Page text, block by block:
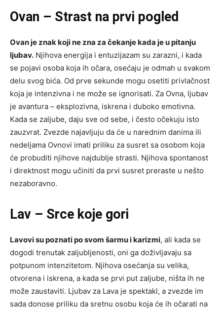
Ovan – Strast na prvi pogled
Ovan je znak koji ne zna za čekanje kada je u pitanju
ljubav. Njihova energija i entuzijazam su zarazni, i kada
se pojavi osoba koja ih očara, osećaju je odmah u svakom
delu svog bića. Od prve sekunde mogu osetiti privlačnost
koja je intenzivna i ne može se ignorisati. Za Ovna, ljubav
je avantura – eksplozivna, iskrena i duboko emotivna.
Kada se zaljube, daju sve od sebe, i često očekuju isto
zauzvrat. Zvezde najavljuju da će u narednim danima ili
nedeljama Ovnovi imati priliku za susret sa osobom koja
će probuditi njihove najdublje strasti. Njihova spontanost
i direktnost mogu učiniti da prvi susret preraste u nešto
nezaboravno.
Lav – Srce koje gori
Lavovi su poznati po svom šarmu i karizmi, ali kada se
dogodi trenutak zaljubljenosti, oni ga doživljavaju sa
potpunom intenzitetom. Njihova osećanja su velika,
otvorena i iskrena, a kada se prvi put zaljube, ništa ih ne
može zaustaviti. Ljubav za Lava je spektakl, a zvezde im
sada donose priliku da sretnu osobu koja će ih očarati na